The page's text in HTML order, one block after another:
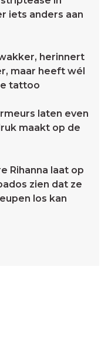
iets anders aan
herinnert
maar heeft wél
tattoo
laten even
maakt op de
Rihanna laat op
zien dat ze
los kan